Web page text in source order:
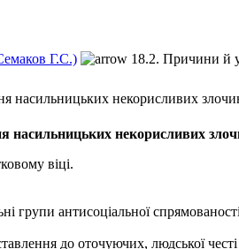
Г.С.)
18.2. Причини й
насильницьких некорисливих
насильницьких некорисливих
віці.
антисоціальної
до оточуючих, людської честі